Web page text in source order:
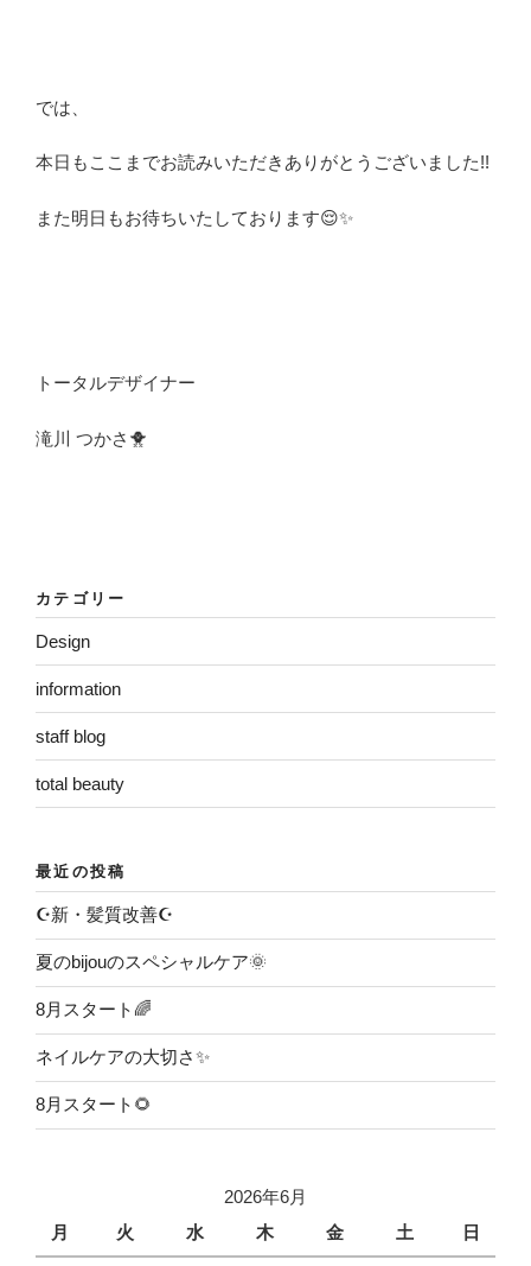
では、
本日もここまでお読みいただきありがとうございました!!
また明日もお待ちいたしております😌✨
トータルデザイナー
滝川 つかさ🐥
カテゴリー
Design
information
staff blog
total beauty
最近の投稿
☪️新・髪質改善☪️
夏のbijouのスペシャルケア🌞
8月スタート🌈
ネイルケアの大切さ✨
8月スタート🌻
2026年6月
月
火 水 木 金 土 日